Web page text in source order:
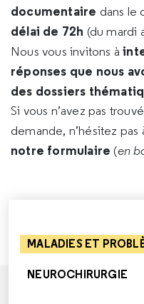
documentaire dans le
délai de 72h (du mardi
Nous vous invitons à
réponses que nous
des dossiers
Si vous n’avez pas
demande, n’hésitez pas
notre formulaire (en
MALADIES ET
NEUROCHIRURGIE